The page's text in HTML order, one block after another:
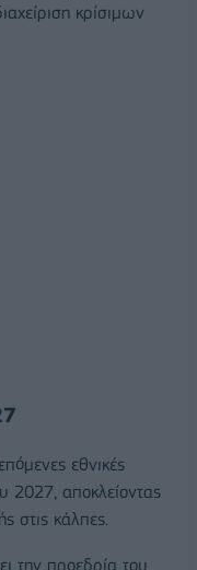
κρίσιμων
εθνικές
2027, αποκλείοντας
στις κάλπες.
την προεδρία του